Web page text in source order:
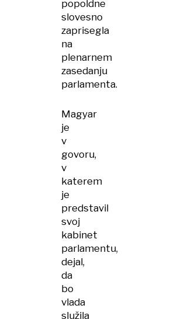
popoldne
slovesno
zaprisegla
na
plenarnem
zasedanju
parlamenta.
Magyar
je
v
govoru,
v
katerem
je
predstavil
svoj
kabinet
parlamentu,
dejal,
da
bo
vlada
služila